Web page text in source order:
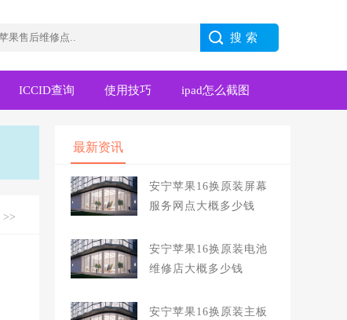
ICCID查询 使用技巧 ipad怎么截图
>>
最新资讯
安宁苹果16换原装屏幕
服务网点大概多少钱
安宁苹果16换原装电池
维修店大概多少钱
安宁苹果16换原装主板